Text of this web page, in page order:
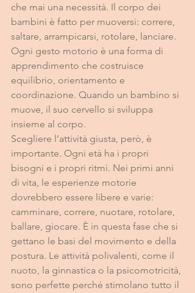
che mai una necessità. Il corpo dei
bambini è fatto per muoversi: correre,
saltare, arrampicarsi, rotolare, lanciare.
Ogni gesto motorio è una forma di
apprendimento che costruisce
equilibrio, orientamento e
coordinazione. Quando un bambino si
muove, il suo cervello si sviluppa
insieme al corpo.
Scegliere l’attività giusta, però, è
importante. Ogni età ha i propri
bisogni e i propri ritmi. Nei primi anni
di vita, le esperienze motorie
dovrebbero essere libere e varie:
camminare, correre, nuotare, rotolare,
ballare, giocare. È in questa fase che si
gettano le basi del movimento e della
postura. Le attività polivalenti, come il
nuoto, la ginnastica o la psicomotricità,
sono perfette perché stimolano tutto il